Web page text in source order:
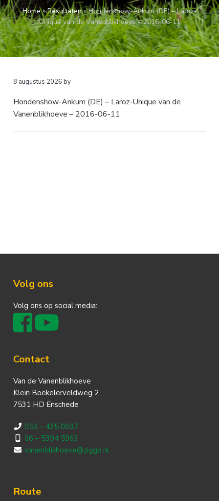
a
v
i
g
a
o
u
d
k
s
t
Home»Resultaten»Hondenshow-Ankum (DE) – Laroz-
Unique van de Vanenblikhoeve – 2016-06-11
8 augustus 2026 by
Hondenshow-Ankum (DE) – Laroz-Unique van de
Vanenblikhoeve – 2016-06-11
Footer
Volg ons
Volg ons op social media:
Contact
Van de Vanenblikhoeve
Klein Boekelerveldweg 2
7531 HD Enschede
053 – 435 0037
06 – 5394 5963
vanenblikhoeve@ziggo.nl
Route